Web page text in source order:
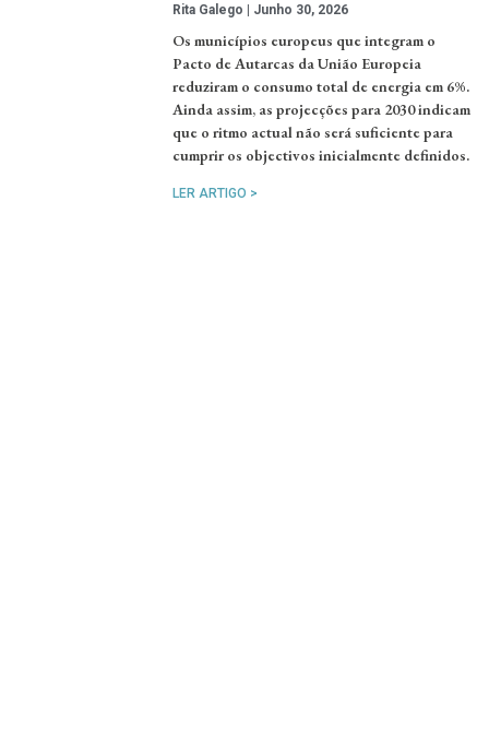
Rita Galego Junho 30, 2026
Os municípios europeus que integram o
Pacto de Autarcas da União Europeia
reduziram o consumo total de energia em 6%.
Ainda assim, as projecções para 2030 indicam
que o ritmo actual não será suficiente para
cumprir os objectivos inicialmente definidos.
LER ARTIGO >